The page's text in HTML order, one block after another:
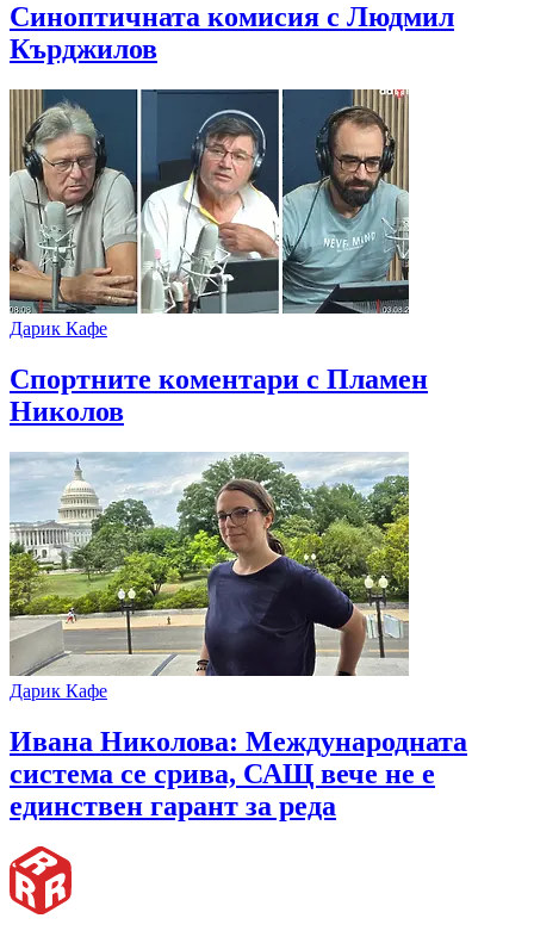
Синоптичната комисия с Людмил
Кърджилов
Дарик Кафе
Спортните коментари с Пламен
Николов
Дарик Кафе
Ивана Николова: Международната
система се срива, САЩ вече не е
единствен гарант за реда